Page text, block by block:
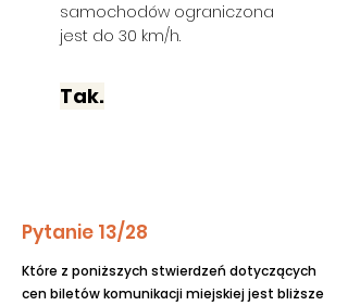
samochodów ograniczona
jest do 30 km/h.
Tak.
Pytanie 13/28
Które z poniższych stwierdzeń dotyczących
cen biletów komunikacji miejskiej jest bliższe